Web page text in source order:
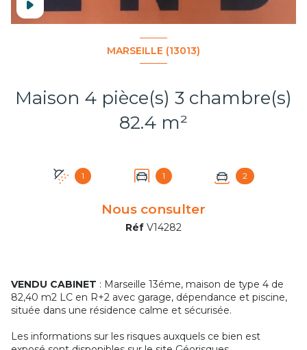
MARSEILLE (13013)
Maison 4 pièce(s) 3 chambre(s)
82.4 m²
1 1 2
Nous consulter
Réf V14282
VENDU CABINET : Marseille 13éme, maison de type 4 de
82,40 m2 LC en R+2 avec garage, dépendance et piscine,
située dans une résidence calme et sécurisée.
Les informations sur les risques auxquels ce bien est